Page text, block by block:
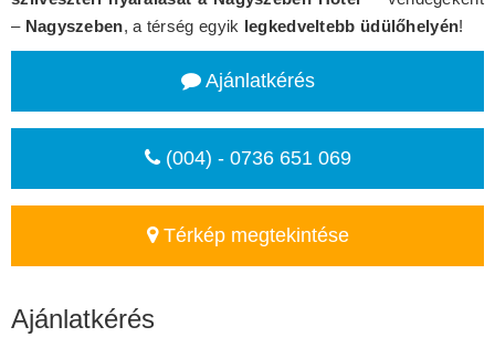
– Nagyszeben, a térség egyik legkedveltebb üdülőhelyén!
Ajánlatkérés
(004) - 0736 651 069
Térkép megtekintése
Ajánlatkérés